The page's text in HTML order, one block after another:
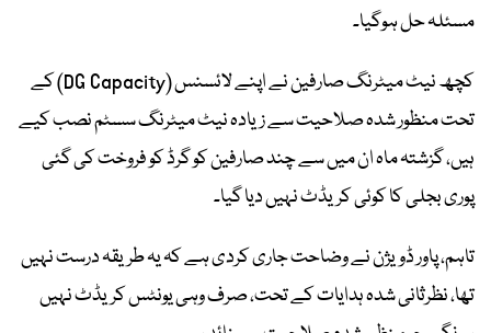
مسئلہ حل ہوگیا۔
کچھ نیٹ میٹرنگ صارفین نے اپنے لائسنس (DG Capacity) کے
تحت منظور شدہ صلاحیت سے زیادہ نیٹ میٹرنگ سسٹم نصب کیے
ہیں، گزشتہ ماہ ان میں سے چند صارفین کو گرڈ کو فروخت کی گئی
پوری بجلی کا کوئی کریڈٹ نہیں دیا گیا۔
تاہم، پاور ڈویژن نے وضاحت جاری کردی ہے کہ یہ طریقہ درست نہیں
تھا، نظرثانی شدہ ہدایات کے تحت، صرف وہی یونٹس کریڈٹ نہیں